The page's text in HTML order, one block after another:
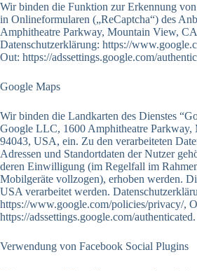
Wir binden die Funktion zur Erkennung
in Onlineformularen („ReCaptcha“) des
Amphitheatre Parkway, Mountain View,
Datenschutzerklärung: https://
Out: https://adssettings.google.com/
Google Maps
Wir binden die Landkarten des Dienstes
Google LLC, 1600 Amphitheatre
94043, USA, ein. Zu den verarbeiteten
Adressen und Standortdaten der Nutzer
deren Einwilligung (im Regelfall im
Mobilgeräte vollzogen), erhoben werden.
USA verarbeitet werden.
https://www.google.com/policies/privacy/,
https://adssettings.google.com/authenticated.
Verwendung von Facebook Social Plugins